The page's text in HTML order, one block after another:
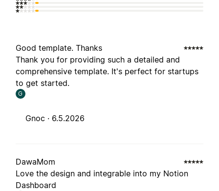
Good template. Thanks
Thank you for providing such a detailed and
comprehensive template. It's perfect for startups
to get started.
G
Gnoc · 6.5.2026
DawaMom
Love the design and integrable into my Notion
Dashboard